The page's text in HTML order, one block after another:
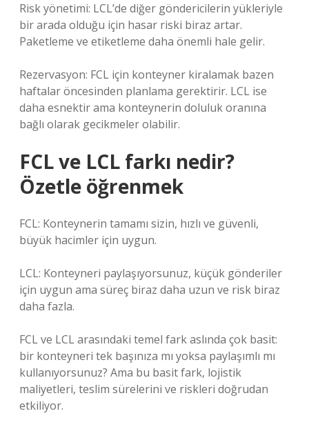
Risk yönetimi: LCL’de diğer göndericilerin yükleriyle
bir arada olduğu için hasar riski biraz artar.
Paketleme ve etiketleme daha önemli hale gelir.
Rezervasyon: FCL için konteyner kiralamak bazen
haftalar öncesinden planlama gerektirir. LCL ise
daha esnektir ama konteynerin doluluk oranına
bağlı olarak gecikmeler olabilir.
FCL ve LCL farkı nedir?
Özetle öğrenmek
FCL: Konteynerin tamamı sizin, hızlı ve güvenli,
büyük hacimler için uygun.
LCL: Konteyneri paylaşıyorsunuz, küçük gönderiler
için uygun ama süreç biraz daha uzun ve risk biraz
daha fazla.
FCL ve LCL arasındaki temel fark aslında çok basit:
bir konteyneri tek başınıza mı yoksa paylaşımlı mı
kullanıyorsunuz? Ama bu basit fark, lojistik
maliyetleri, teslim sürelerini ve riskleri doğrudan
etkiliyor.